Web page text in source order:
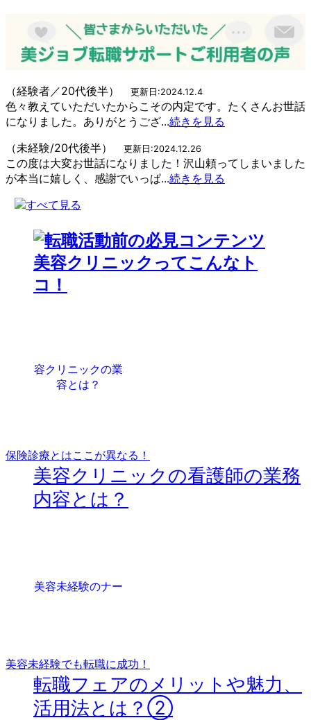
（経験者／20代後半） 更新日:2024.12.4
色々教えていただいたからこその内定です。たくさんお世話
になりました。ありがとうござ...続きを見る
（未経験/20代後半）
更新日:2024.12.26
この度は大変お世話になりました！沢山頼ってしまいました
が本当に嬉しく、感謝でいっぱ...続きを見る
保険診療とはここが異なる！
美容クリニックの看護師の業務
内容とは？
美容未経験でも転職に成功！
転職フェアのメリットや魅力、
活用法とは？②